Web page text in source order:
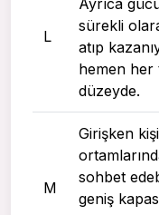
L
Ayrıca
sürekli
atıp
hemen her
düzeyde.
M
Girişken
sohbet
geniş